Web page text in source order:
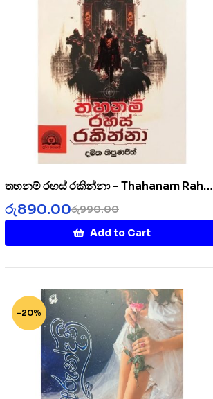
තහනම් රහස් රකින්නා – Thahanam Rahas
Rakinnaa
රු990.00
රු890.00
Add to Cart
-20%